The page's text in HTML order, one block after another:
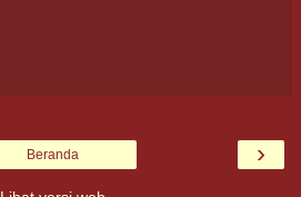
›
Beranda